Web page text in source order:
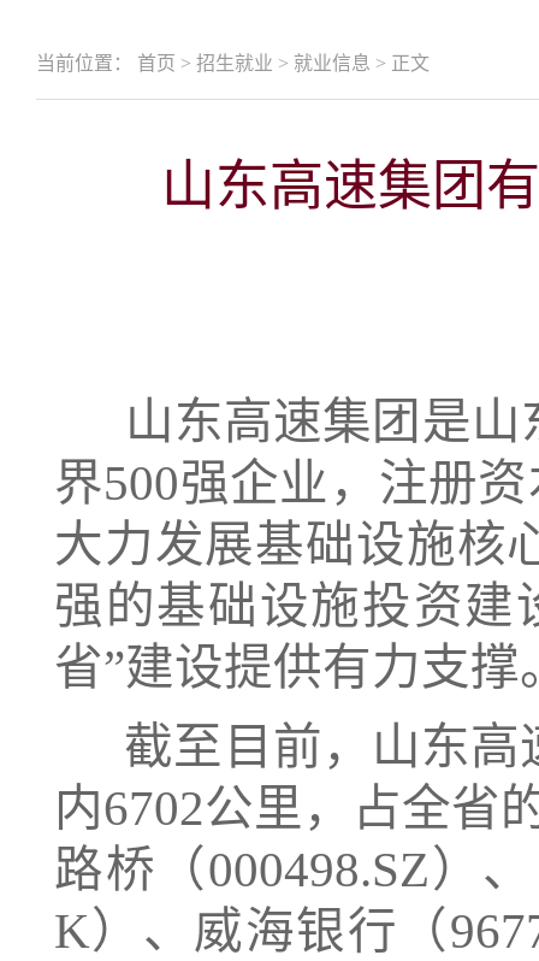
当前位置： 首页 > 招生就业 > 就业信息 > 正文
山东高速集团
山东高速集团是山
界500强企业，注册
大力发展基础设施核
强的基础设施投资建
省”建设提供有力支撑
截至目前，山东高
内6702公里，占全省
路桥（000498.SZ）
K）、威海银行（